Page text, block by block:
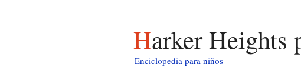
Harker
Enciclopedia para niños